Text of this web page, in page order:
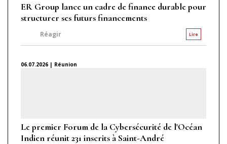
ER Group lance un cadre de finance durable pour
structurer ses futurs financements
Lire
Réagir
06.07.2026 | Réunion
Le premier Forum de la Cybersécurité de l'Océan
Indien réunit 231 inscrits à Saint-André